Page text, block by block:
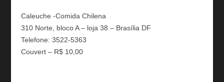
Caleuche -Comida Chilena
310 Norte, bloco A – loja 38 – Brasília DF
Telefone: 3522-5363
Couvert – R$ 10,00